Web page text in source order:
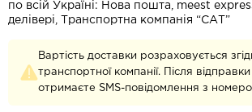
по всій Україні: Нова пошта, meest
делівері, Транспортна компанія “САТ”
Вартість доставки розраховується
транспортної компанії. Після
отримаєте SMS-повідомлення з